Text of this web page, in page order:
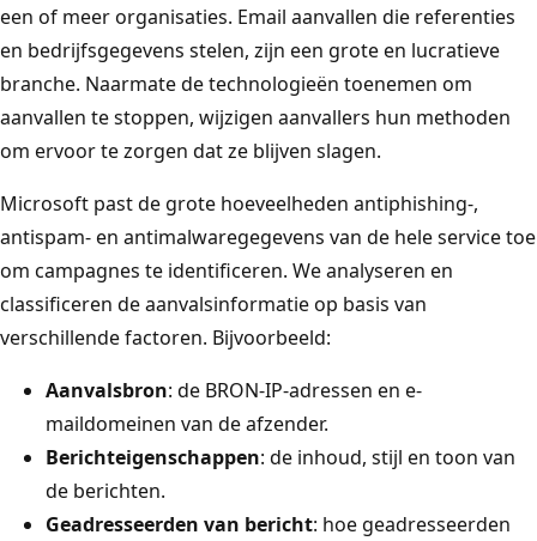
een of meer organisaties. Email aanvallen die referenties
en bedrijfsgegevens stelen, zijn een grote en lucratieve
branche. Naarmate de technologieën toenemen om
aanvallen te stoppen, wijzigen aanvallers hun methoden
om ervoor te zorgen dat ze blijven slagen.
Microsoft past de grote hoeveelheden antiphishing-,
antispam- en antimalwaregegevens van de hele service toe
om campagnes te identificeren. We analyseren en
classificeren de aanvalsinformatie op basis van
verschillende factoren. Bijvoorbeeld:
Aanvalsbron: de BRON-IP-adressen en e-
maildomeinen van de afzender.
Berichteigenschappen: de inhoud, stijl en toon van
de berichten.
Geadresseerden van bericht: hoe geadresseerden